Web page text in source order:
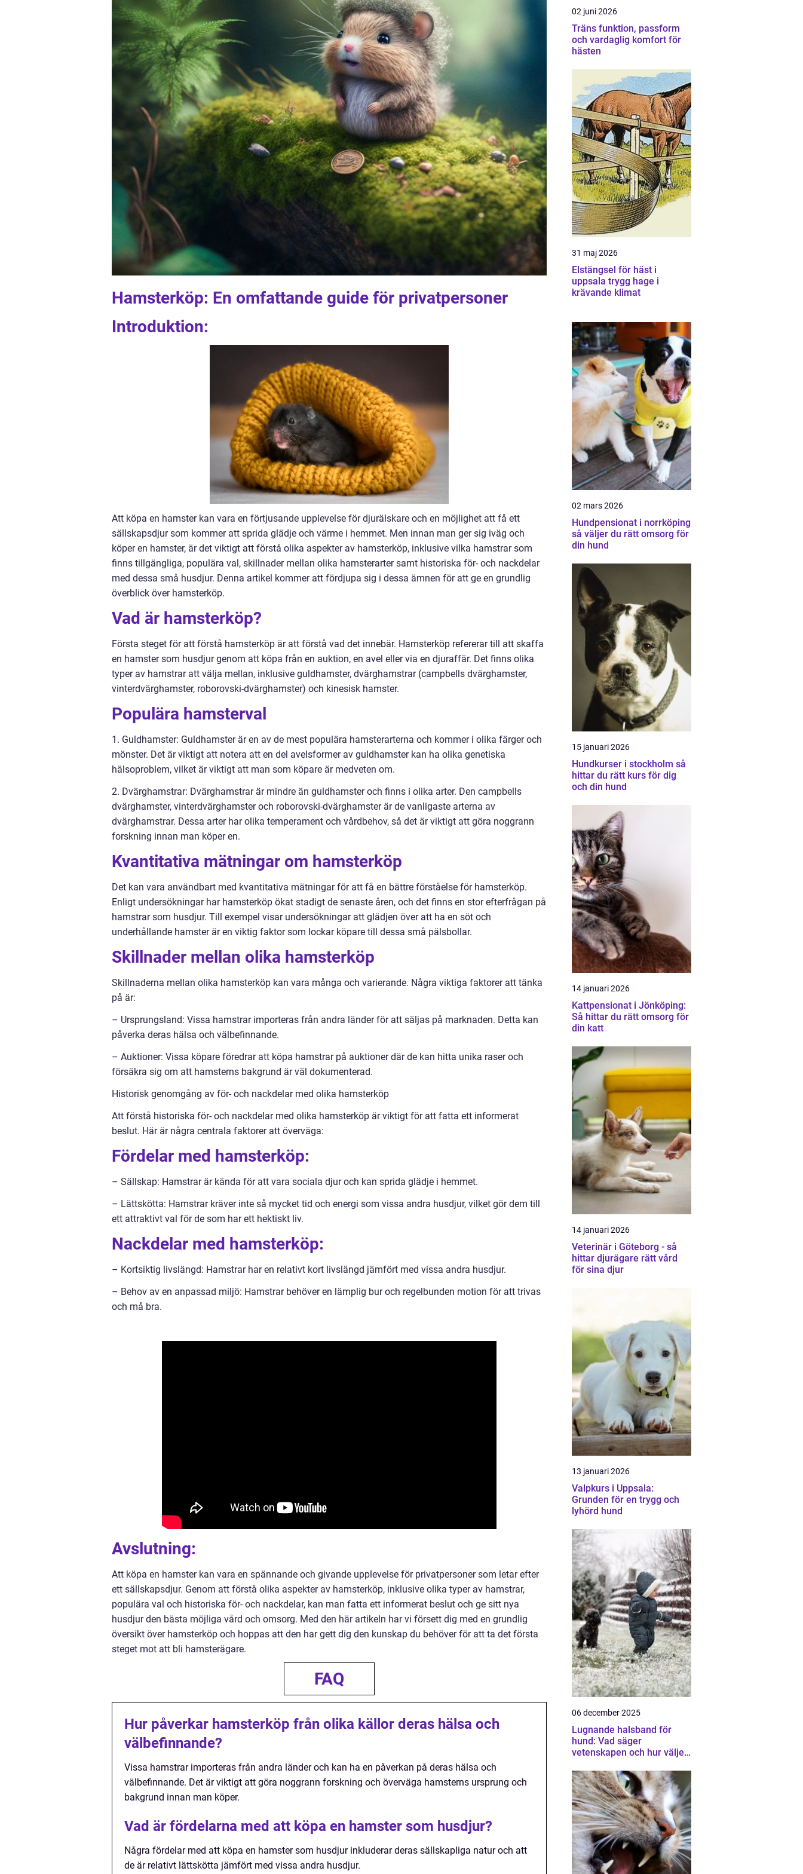
Hamsterköp: En omfattande guide för privatpersoner
Introduktion:
Att köpa en hamster kan vara en förtjusande upplevelse för djurälskare och en möjlighet att få ett
sällskapsdjur som kommer att sprida glädje och värme i hemmet. Men innan man ger sig iväg och
köper en hamster, är det viktigt att förstå olika aspekter av hamsterköp, inklusive vilka hamstrar som
finns tillgängliga, populära val, skillnader mellan olika hamsterarter samt historiska för- och nackdelar
med dessa små husdjur. Denna artikel kommer att fördjupa sig i dessa ämnen för att ge en grundlig
överblick över hamsterköp.
Vad är hamsterköp?
Första steget för att förstå hamsterköp är att förstå vad det innebär. Hamsterköp refererar till att skaffa
en hamster som husdjur genom att köpa från en auktion, en avel eller via en djuraffär. Det finns olika
typer av hamstrar att välja mellan, inklusive guldhamster, dvärghamstrar (campbells dvärghamster,
vinterdvärghamster, roborovski-dvärghamster) och kinesisk hamster.
Populära hamsterval
1. Guldhamster: Guldhamster är en av de mest populära hamsterarterna och kommer i olika färger och
mönster. Det är viktigt att notera att en del avelsformer av guldhamster kan ha olika genetiska
hälsoproblem, vilket är viktigt att man som köpare är medveten om.
2. Dvärghamstrar: Dvärghamstrar är mindre än guldhamster och finns i olika arter. Den campbells
dvärghamster, vinterdvärghamster och roborovski-dvärghamster är de vanligaste arterna av
dvärghamstrar. Dessa arter har olika temperament och vårdbehov, så det är viktigt att göra noggrann
forskning innan man köper en.
Kvantitativa mätningar om hamsterköp
Det kan vara användbart med kvantitativa mätningar för att få en bättre förståelse för hamsterköp.
Enligt undersökningar har hamsterköp ökat stadigt de senaste åren, och det finns en stor efterfrågan på
hamstrar som husdjur. Till exempel visar undersökningar att glädjen över att ha en söt och
underhållande hamster är en viktig faktor som lockar köpare till dessa små pälsbollar.
Skillnader mellan olika hamsterköp
Skillnaderna mellan olika hamsterköp kan vara många och varierande. Några viktiga faktorer att tänka
på är:
– Ursprungsland: Vissa hamstrar importeras från andra länder för att säljas på marknaden. Detta kan
påverka deras hälsa och välbefinnande.
– Auktioner: Vissa köpare föredrar att köpa hamstrar på auktioner där de kan hitta unika raser och
försäkra sig om att hamsterns bakgrund är väl dokumenterad.
Historisk genomgång av för- och nackdelar med olika hamsterköp
Att förstå historiska för- och nackdelar med olika hamsterköp är viktigt för att fatta ett informerat
beslut. Här är några centrala faktorer att överväga:
Fördelar med hamsterköp:
– Sällskap: Hamstrar är kända för att vara sociala djur och kan sprida glädje i hemmet.
– Lättskötta: Hamstrar kräver inte så mycket tid och energi som vissa andra husdjur, vilket gör dem till
ett attraktivt val för de som har ett hektiskt liv.
Nackdelar med hamsterköp:
– Kortsiktig livslängd: Hamstrar har en relativt kort livslängd jämfört med vissa andra husdjur.
– Behov av en anpassad miljö: Hamstrar behöver en lämplig bur och regelbunden motion för att trivas
och må bra.
Avslutning:
Att köpa en hamster kan vara en spännande och givande upplevelse för privatpersoner som letar efter
ett sällskapsdjur. Genom att förstå olika aspekter av hamsterköp, inklusive olika typer av hamstrar,
populära val och historiska för- och nackdelar, kan man fatta ett informerat beslut och ge sitt nya
husdjur den bästa möjliga vård och omsorg. Med den här artikeln har vi försett dig med en grundlig
översikt över hamsterköp och hoppas att den har gett dig den kunskap du behöver för att ta det första
steget mot att bli hamsterägare.
FAQ
Hur påverkar hamsterköp från olika källor deras hälsa och
välbefinnande?
Vissa hamstrar importeras från andra länder och kan ha en påverkan på deras hälsa och
välbefinnande. Det är viktigt att göra noggrann forskning och överväga hamsterns ursprung och
bakgrund innan man köper.
Vad är fördelarna med att köpa en hamster som husdjur?
Några fördelar med att köpa en hamster som husdjur inkluderar deras sällskapliga natur och att
de är relativt lättskötta jämfört med vissa andra husdjur.
02 juni 2026
Träns funktion, passform
och vardaglig komfort för
hästen
31 maj 2026
Elstängsel för häst i
uppsala trygg hage i
krävande klimat
02 mars 2026
Hundpensionat i norrköping
så väljer du rätt omsorg för
din hund
15 januari 2026
Hundkurser i stockholm så
hittar du rätt kurs för dig
och din hund
14 januari 2026
Kattpensionat i Jönköping:
Så hittar du rätt omsorg för
din katt
14 januari 2026
Veterinär i Göteborg - så
hittar djurägare rätt vård
för sina djur
13 januari 2026
Valpkurs i Uppsala:
Grunden för en trygg och
lyhörd hund
06 december 2025
Lugnande halsband för
hund: Vad säger
vetenskapen och hur väljer